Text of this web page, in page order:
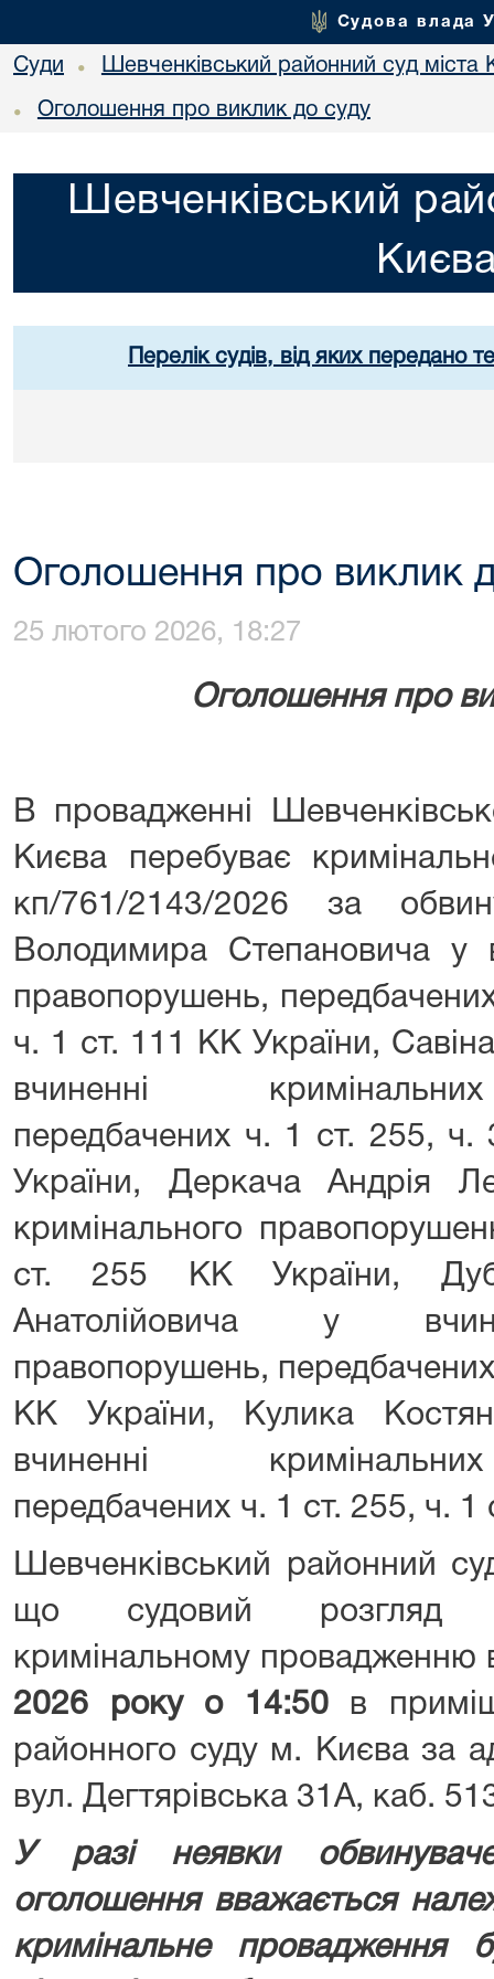
Судова влада
Суди • Шевченківський районний суд міста
• Оголошення про виклик до суду
Шевченківський
Перелік судів, від яких передано
Оголошення про виклик
25 лютого 2026, 18:27
Оголошення про
В провадженні
Києва перебуває
кп/761/2143/2026 за
Володимира Степановича у
правопорушень,
ч. 1 ст. 111 КК України,
вчиненні
передбачених ч. 1 ст. 255,
України, Деркача Андрія
кримінального
ст. 255 КК України,
Анатолійовича у
правопорушень,
КК України, Кулика
вчиненні
передбачених ч. 1 ст. 255, ч. 1
Шевченківський районний
що судовий розгляд
кримінальному провадженню
2026 року о 14:50в
районного суду м. Києва за
вул. Дегтярівська 31А, каб.
У разі неявки
оголошення вважається
кримінальне провадження